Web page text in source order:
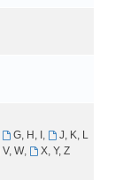
G, H, I ,
J, K, L
V, W,
X, Y, Z